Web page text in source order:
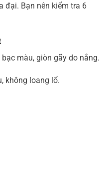
đại. Bạn nên kiểm tra 6
màu, giòn gãy do nắng.
không loang lổ.